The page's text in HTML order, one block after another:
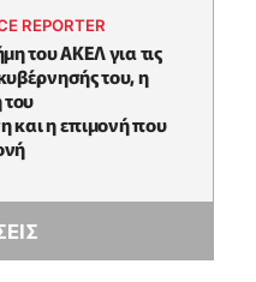
REPORTER
του ΑΚΕΛ για τις
του, η
και η επιμονή που